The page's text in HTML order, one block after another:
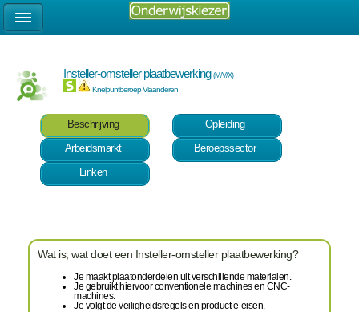
Insteller-omsteller plaatbewerking(M/V/X)
Knelpuntberoep Vlaanderen
Beschrijving
Opleiding
Arbeidsmarkt
Beroepssector
Linken
Wat is, wat doet een Insteller-omsteller plaatbewerking?
Je maakt plaatonderdelen uit verschillende materialen.
Je gebruikt hiervoor conventionele machines en CNC-
machines.
Je volgt de veiligheidsregels en productie-eisen.